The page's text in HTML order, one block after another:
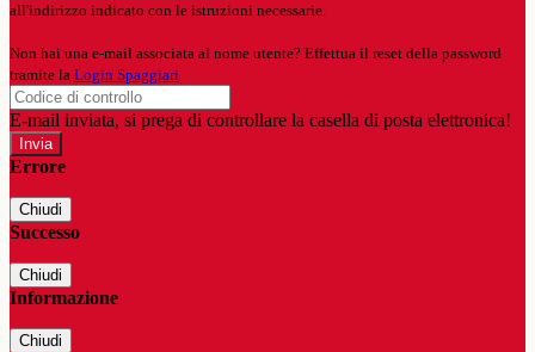
all'indirizzo indicato con le istruzioni necessarie.
Non hai una e-mail associata al nome utente? Effettua il reset della password
tramite la Login Spaggiari
E-mail inviata, si prega di controllare la casella di posta elettronica!
Errore
Chiudi
Successo
Chiudi
Informazione
Chiudi